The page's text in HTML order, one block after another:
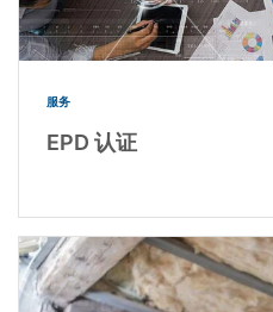
服务
EPD 认证